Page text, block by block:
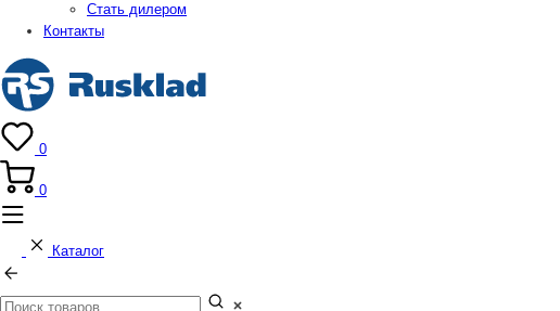
Стать дилером
Контакты
0
0
Каталог